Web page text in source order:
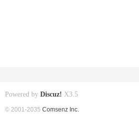
Powered by Discuz! X3.5
© 2001-2035 Comsenz Inc.